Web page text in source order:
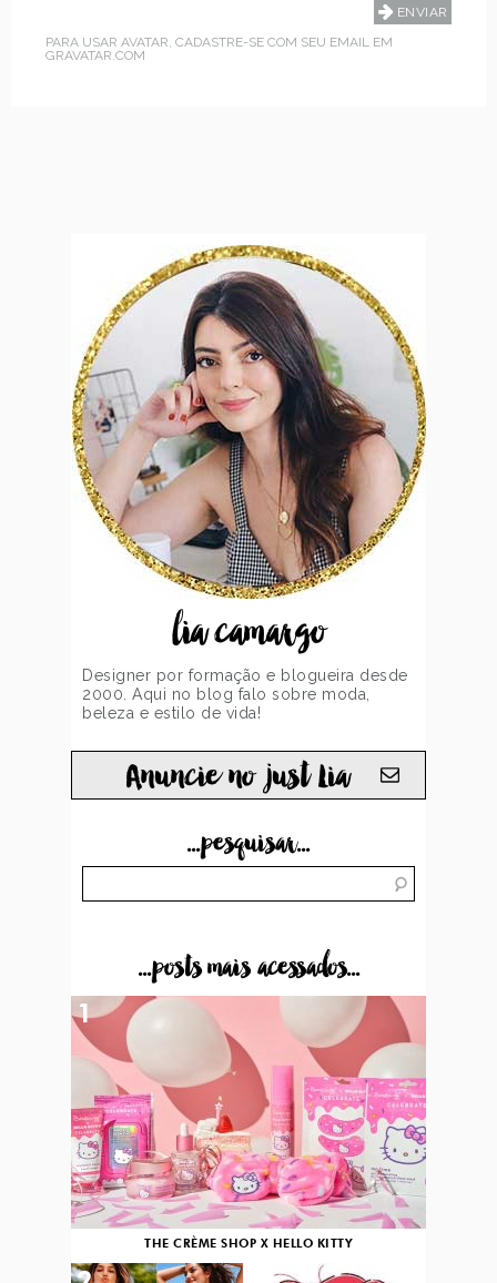
PARA USAR AVATAR, CADASTRE-SE COM SEU EMAIL EM
GRAVATAR.COM
lia camargo
Designer por formação e blogueira desde
2000. Aqui no blog falo sobre moda,
beleza e estilo de vida!
Anuncie no just Lia
...pesquisar...
...posts mais acessados...
THE CRÈME SHOP X HELLO KITTY
1